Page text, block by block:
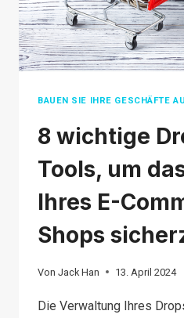
UND
DIE
SIE
VERMEIDEN
BAUEN SIE IHRE GESCHÄFTE
8 wichtige
Tools, um
Ihres E-
Shops
Von Jack Han 13. April 2024
Die Verwaltung Ihres